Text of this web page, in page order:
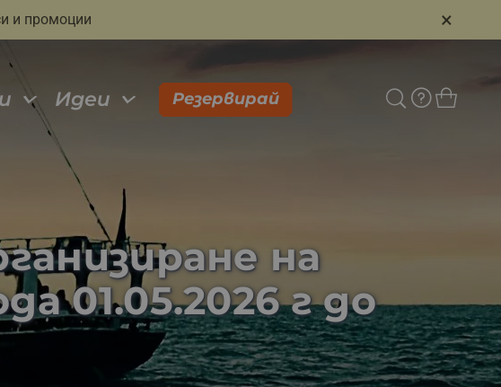
и промоции ×
Идеи Резервирай
на
01.05.2026 г до